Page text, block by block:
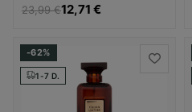
23,99 €12,71 €
-62%
1-7 D.